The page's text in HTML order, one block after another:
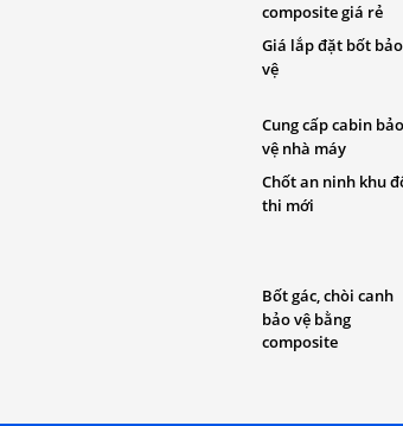
composite giá rẻ
Giá lắp đặt bốt bảo
vệ
Cung cấp cabin bảo
vệ nhà máy
Chốt an ninh khu
thi mới
Bốt gác, chòi canh
bảo vệ bằng
composite